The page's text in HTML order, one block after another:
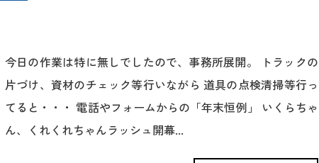
今日の作業は特に無しでしたので、事務所展開。 トラックの
片づけ、資材のチェック等行いながら 道具の点検清掃等行っ
てると・・・ 電話やフォームからの「年末恒例」 いくらちゃ
ん、くれくれちゃんラッシュ開幕...